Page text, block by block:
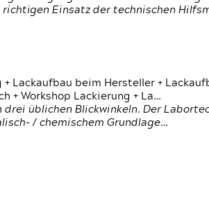
Einsatz der technischen
Lackaufbau beim Hersteller +
+ Workshop Lackierung + La…
üblichen Blickwinkeln. Der
/ chemischem Grundlage…